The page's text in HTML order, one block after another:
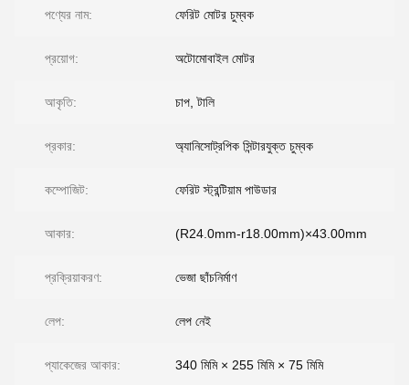
পণ্যের নাম: ফেরিট মোটর চুম্বক
প্রয়োগ: অটোমোবাইল মোটর
আকৃতি: চাপ, টালি
প্রকার: অ্যানিসোট্রপিক সিন্টারযুক্ত চুম্বক
কম্পোজিট: ফেরিট স্ট্রন্টিয়াম পাউডার
আকার: (R24.0mm-r18.00mm)×43.00mm
প্রক্রিয়াকরণ: ভেজা ছাঁচনির্মাণ
লেপ: লেপ নেই
প্যাকেজের আকার: 340 মিমি × 255 মিমি × 75 মিমি